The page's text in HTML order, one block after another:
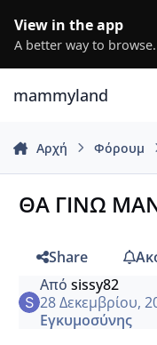
View in the app
A better way to browse.
mammyland
Αρχή Φόρουμ
ΘΑ ΓΙΝΩ
Share
Από sissy82
28 Δεκεμβρίου,
Εγκυμοσύνης